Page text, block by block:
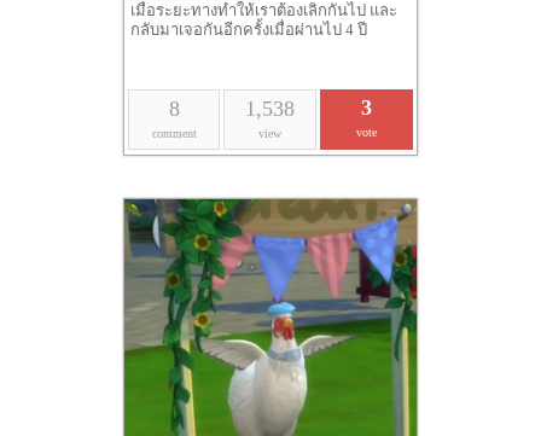
เมื่อระยะทางทำให้เราต้องเลิกกันไป และ
กลับมาเจอกันอีกครั้งเมื่อผ่านไป 4 ปี
8
comment
1,538
view
3
vote